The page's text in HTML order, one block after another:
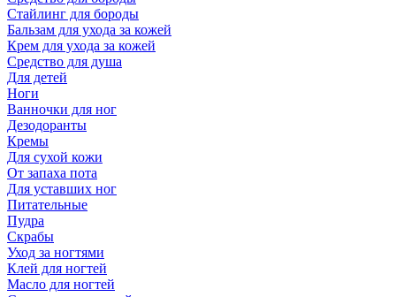
Стайлинг для бороды
Бальзам для ухода за кожей
Крем для ухода за кожей
Средство для душа
Для детей
Ноги
Ванночки для ног
Дезодоранты
Кремы
Для сухой кожи
От запаха пота
Для уставших ног
Питательные
Пудра
Скрабы
Уход за ногтями
Клей для ногтей
Масло для ногтей